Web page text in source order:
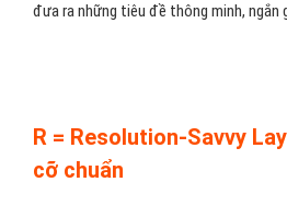
đưa ra những tiêu đề thông minh, ngắn
R = Resolution-Savvy
cỡ chuẩn